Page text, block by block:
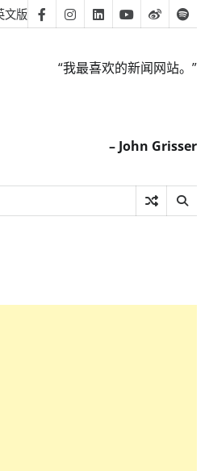
文版 FacebookInstagram
LinkedinYoutube
Weibo
“我最喜欢的新闻网站。”
– John Grisser